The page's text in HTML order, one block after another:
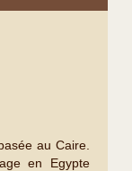
au Caire.
en Egypte